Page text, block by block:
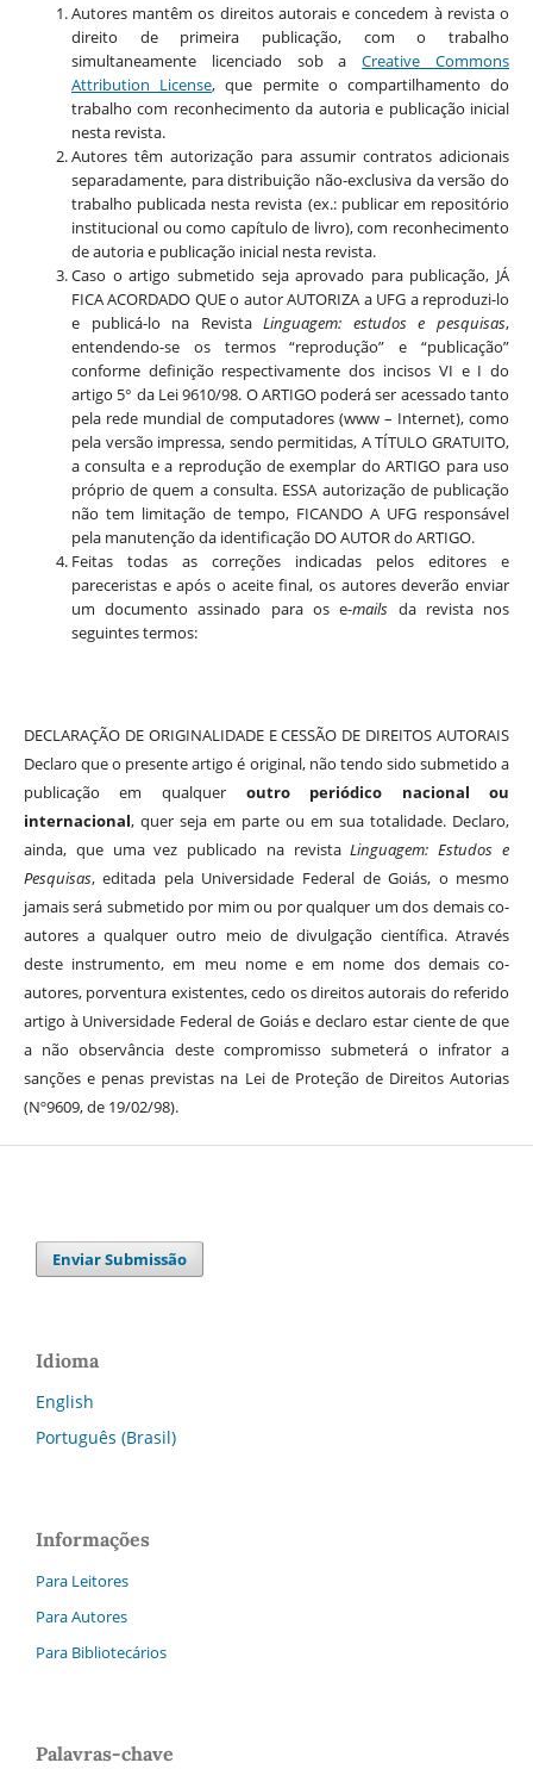
Autores mantêm os direitos autorais e concedem à revista o
direito de primeira publicação, com o trabalho
simultaneamente licenciado sob aCreative Commons
Attribution License, que permite o compartilhamento do
trabalho com reconhecimento da autoria e publicação inicial
nesta revista.
Autores têm autorização para assumir contratos adicionais
separadamente, para distribuição não-exclusiva da versão do
trabalho publicada nesta revista (ex.: publicar em repositório
institucional ou como capítulo de livro), com reconhecimento
de autoria e publicação inicial nesta revista.
Caso o artigo submetido seja aprovado para publicação, JÁ
FICA ACORDADO QUE o autor AUTORIZA a UFG a reproduzi-lo
e publicá-lo na RevistaLinguagem: estudos e pesquisas,
entendendo-se os termos “reprodução” e “publicação”
conforme definição respectivamente dos incisos VI e I do
artigo 5° da Lei 9610/98. O ARTIGO poderá ser acessado tanto
pela rede mundial de computadores (www – Internet), como
pela versão impressa, sendo permitidas, A TÍTULO GRATUITO,
a consulta e a reprodução de exemplar do ARTIGO para uso
próprio de quem a consulta. ESSA autorização de publicação
não tem limitação de tempo, FICANDO A UFG responsável
pela manutenção da identificação DO AUTOR do ARTIGO.
Feitas todas as correções indicadas pelos editores e
pareceristas e após o aceite final, os autores deverão enviar
um documento assinado para os e-mails da revista nos
seguintes termos:
DECLARAÇÃO DE ORIGINALIDADE E CESSÃO DE DIREITOS AUTORAIS
Declaro que o presente artigo é original, não tendo sido submetido a
publicação em qualquer outro periódico nacional ou
internacional, quer seja em parte ou em sua totalidade. Declaro,
ainda, que uma vez publicado na revistaLinguagem: Estudos e
Pesquisas, editada pela Universidade Federal de Goiás, o mesmo
jamais será submetido por mim ou por qualquer um dos demais co-
autores a qualquer outro meio de divulgação científica. Através
deste instrumento, em meu nome e em nome dos demais co-
autores, porventura existentes, cedo os direitos autorais do referido
artigo à Universidade Federal de Goiás e declaro estar ciente de que
a não observância deste compromisso submeterá o infrator a
sanções e penas previstas na Lei de Proteção de Direitos Autorias
(Nº9609, de 19/02/98).
Enviar Submissão
Idioma
English
Português (Brasil)
Informações
Para Leitores
Para Autores
Para Bibliotecários
Palavras-chave